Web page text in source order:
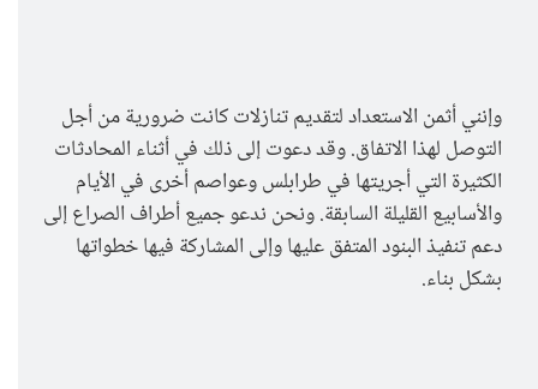
وإنني أثمن الاستعداد لتقديم تنازلات كانت ضرورية من أجل
التوصل لهذا الاتفاق. وقد دعوت إلى ذلك في أثناء المحادثات
الكثيرة التي أجريتها في طرابلس وعواصم أخرى في الأيام
والأسابيع القليلة السابقة. ونحن ندعو جميع أطراف الصراع إلى
دعم تنفيذ البنود المتفق عليها وإلى المشاركة فيها خطواتها
بشكل بناء.